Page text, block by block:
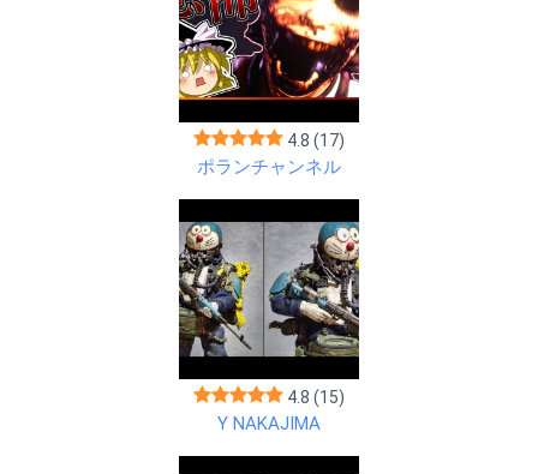
4.8 (17)
ポランチャンネル
4.8 (15)
Y NAKAJIMA